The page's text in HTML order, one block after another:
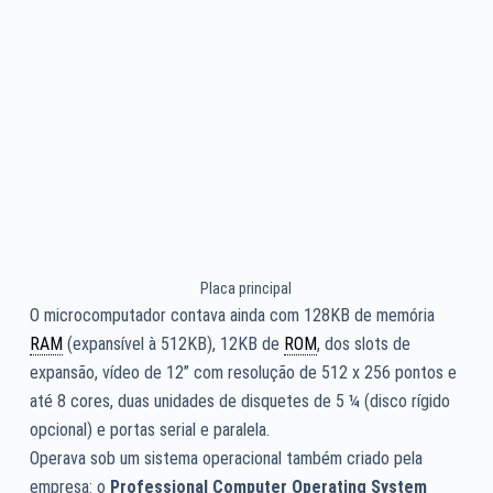
Placa principal
O microcomputador contava ainda com 128KB de memória
RAM(expansível à 512KB), 12KB de ROM, dos slots de
expansão, vídeo de 12” com resolução de 512 x 256 pontos e
até 8 cores, duas unidades de disquetes de 5 ¼ (disco rígido
opcional) e portas serial e paralela.
Operava sob um sistema operacional também criado pela
empresa: o Professional Computer Operating System